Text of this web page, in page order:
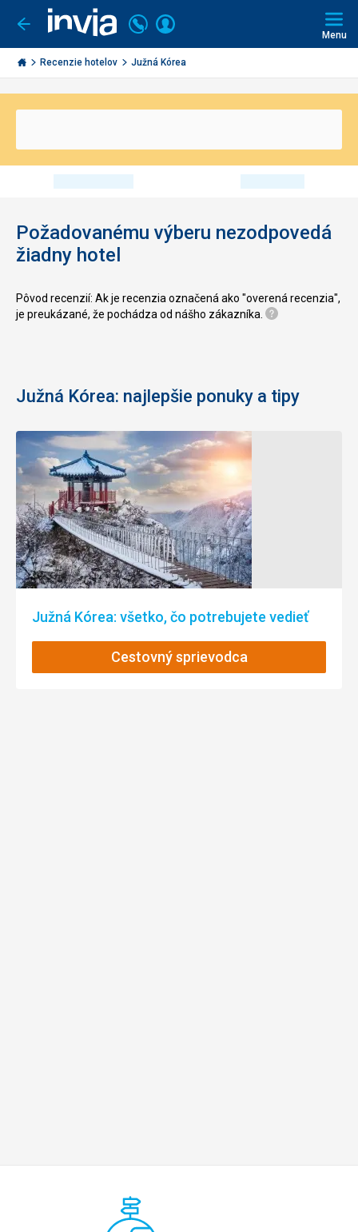
Ísť
späť
Invia.sk
Volajte
+421
2
3221
Prihlásiť
Menu
Recenzie hotelov Južná Kórea
Požadovanému výberu nezodpovedá
žiadny hotel
Pôvod recenzií: Ak je recenzia označená ako "overená recenzia",
je preukázané, že pochádza od nášho zákazníka.
Južná Kórea: najlepšie ponuky a tipy
Južná Kórea: všetko, čo potrebujete vedieť
Cestovný sprievodca